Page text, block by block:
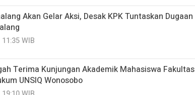
Akan Gelar Aksi, Desak KPK Tuntaskan Dugaan
WIB
Terima Kunjungan Akademik Mahasiswa Fakultas
UNSIQ Wonosobo